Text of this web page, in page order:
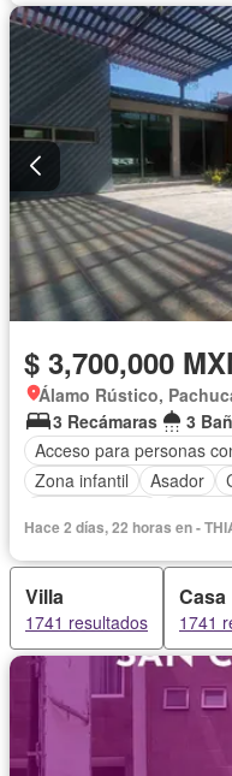
Vista panorámica
Sin
$ 3,700,000
Álamo Rústico,
3 Recámaras
3
Acceso para personas
Zona infantil
Asador
Recámara con closet
Hace 2 días, 22 horas en -
Villa
1741 resultados
Casa
1741